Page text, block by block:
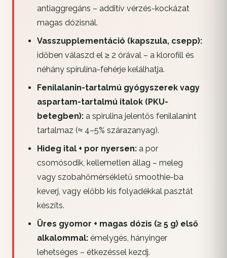
antiaggregáns – additív vérzés-kockázat
magas dózisnál.
Vasszupplementáció (kapszula, csepp):
időben válaszd el ≥ 2 órával – a klorofill és
néhány spirulina-fehérje kelálhatja.
Fenilalanin-tartalmú gyógyszerek vagy
aspartam-tartalmú italok (PKU-
betegben):a spirulina jelentős fenilalanint
tartalmaz (≈ 4–5% szárazanyag).
Hideg ital + por nyersen:a por
csomósodik, kellemetlen állag – meleg
vagy szobahőmérsékletű smoothie-ba
keverj, vagy előbb kis folyadékkal pasztát
készíts.
Üres gyomor + magas dózis (≥ 5 g) első
alkalommal:émelygés, hányinger
lehetséges – étkezéssel kezdj.